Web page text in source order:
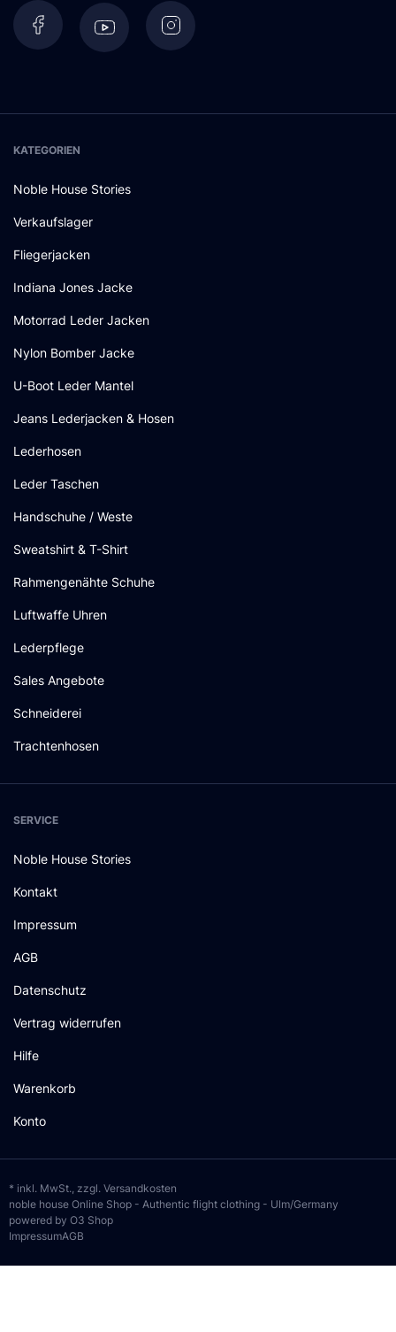
KATEGORIEN
Noble House Stories
Verkaufslager
Fliegerjacken
Indiana Jones Jacke
Motorrad Leder Jacken
Nylon Bomber Jacke
U-Boot Leder Mantel
Jeans Lederjacken & Hosen
Lederhosen
Leder Taschen
Handschuhe / Weste
Sweatshirt & T-Shirt
Rahmengenähte Schuhe
Luftwaffe Uhren
Lederpflege
Sales Angebote
Schneiderei
Trachtenhosen
SERVICE
Noble House Stories
Kontakt
Impressum
AGB
Datenschutz
Vertrag widerrufen
Hilfe
Warenkorb
Konto
* inkl. MwSt., zzgl. Versandkosten
noble house Online Shop - Authentic flight clothing - Ulm/Germany
powered by O3 Shop
ImpressumAGB